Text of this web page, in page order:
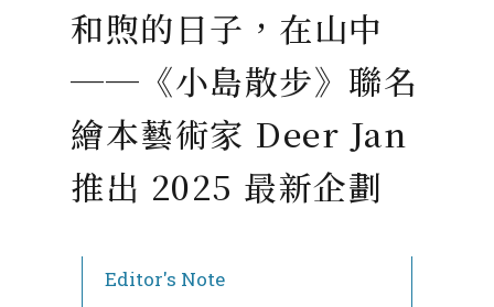
和煦的日子，在山中
──《小島散步》聯名
繪本藝術家 Deer Jan
推出 2025 最新企劃
Editor's Note